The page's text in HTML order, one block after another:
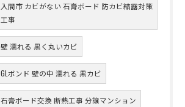
入間市 カビがない 石膏ボード 防カビ結露対策
工事
壁 濡れる 黒く丸いカビ
GLボンド 壁の中 濡れる 黒カビ
石膏ボード交換 断熱工事 分譲マンション